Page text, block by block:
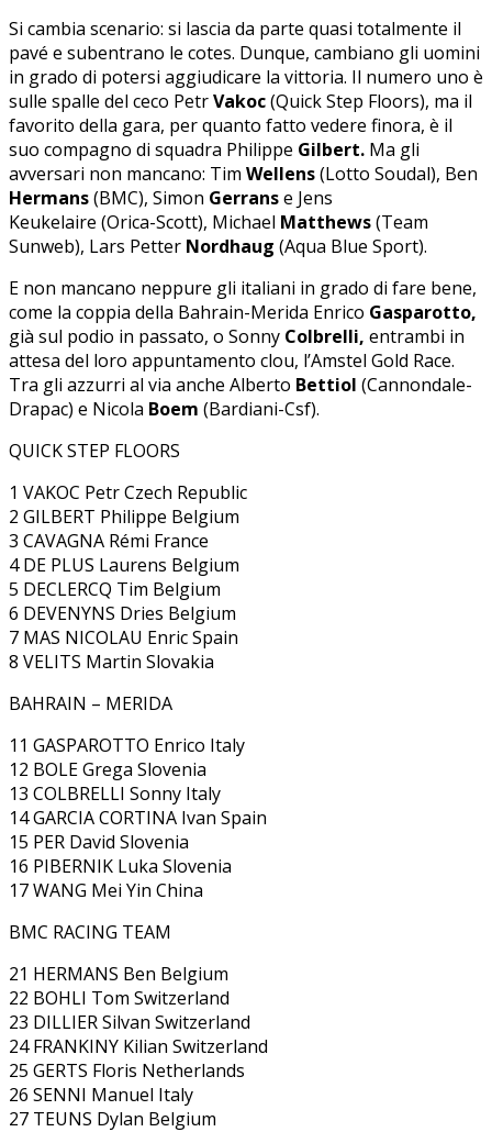
Si cambia scenario: si lascia da parte quasi totalmente il
pavé e subentrano le cotes. Dunque, cambiano gli uomini
in grado di potersi aggiudicare la vittoria. Il numero uno è
sulle spalle del ceco PetrVakoc(Quick Step Floors), ma il
favorito della gara, per quanto fatto vedere finora, è il
suo compagno di squadra Philippe Gilbert. Ma gli
avversari non mancano: Tim Wellens(Lotto Soudal), Ben
Hermans(BMC), Simon Gerranse Jens
Keukelaire (Orica-Scott), Michael Matthews(Team
Sunweb), Lars Petter Nordhaug (Aqua Blue Sport).
E non mancano neppure gli italiani in grado di fare bene,
come la coppia della Bahrain-Merida Enrico Gasparotto,
già sul podio in passato, o Sonny Colbrelli, entrambi in
attesa del loro appuntamento clou, l’Amstel Gold Race.
Tra gli azzurri al via anche Alberto Bettiol (Cannondale-
Drapac) e Nicola Boem (Bardiani-Csf).
QUICK STEP FLOORS
1 VAKOC Petr Czech Republic
2 GILBERT Philippe Belgium
3 CAVAGNA Rémi France
4 DE PLUS Laurens Belgium
5 DECLERCQ Tim Belgium
6 DEVENYNS Dries Belgium
7 MAS NICOLAU Enric Spain
8 VELITS Martin Slovakia
BAHRAIN – MERIDA
11 GASPAROTTO Enrico Italy
12 BOLE Grega Slovenia
13 COLBRELLI Sonny Italy
14 GARCIA CORTINA Ivan Spain
15 PER David Slovenia
16 PIBERNIK Luka Slovenia
17 WANG Mei Yin China
BMC RACING TEAM
21 HERMANS Ben Belgium
22 BOHLI Tom Switzerland
23 DILLIER Silvan Switzerland
24 FRANKINY Kilian Switzerland
25 GERTS Floris Netherlands
26 SENNI Manuel Italy
27 TEUNS Dylan Belgium